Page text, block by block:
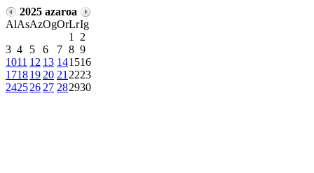
2025 azaroa
AlAsAzOgOrLrIg
1
2
3 4 5 6 7 8 9
1011 12 13 141516
171819 20 21 2223
242526 27 282930